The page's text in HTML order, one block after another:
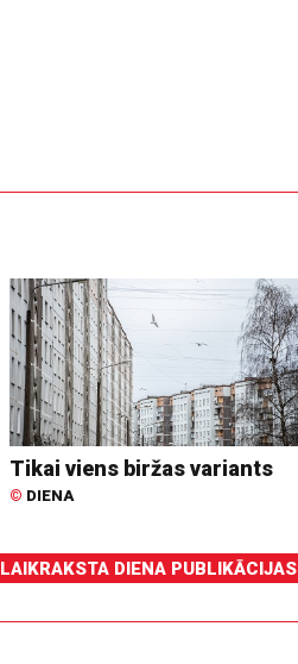
Tikai viens biržas variants
© DIENA
LAIKRAKSTA DIENA PUBLIKĀCIJAS